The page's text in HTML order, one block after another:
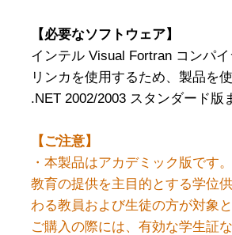
【必要なソフトウェア】
インテル Visual Fortran コンパ
リンカを使用するため、製品を
.NET 2002/2003 スタンダード
【ご注意】
・本製品はアカデミック版です。
教育の提供を主目的とする学位
わる教員および生徒の方が対象
ご購入の際には、有効な学生証